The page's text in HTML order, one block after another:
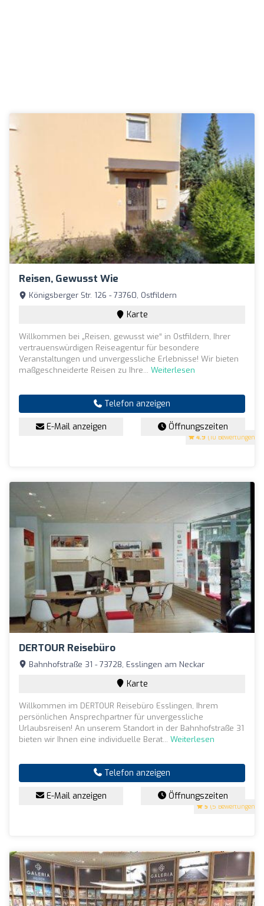
Reisen, Gewusst Wie
4.9 (10 Bewertungen)
Königsberger Str. 126 - 73760, Ostfildern
Karte
Willkommen bei „Reisen, gewusst wie“ in Ostfildern, Ihrer
vertrauenswürdigen Reiseagentur für besondere
Veranstaltungen und unvergessliche Erlebnisse! Wir bieten
maßgeschneiderte Reisen zu Ihre... Weiterlesen
Telefon anzeigen
E-Mail anzeigen Öffnungszeiten
DERTOUR Reisebüro
5 (5 Bewertungen)
Bahnhofstraße 31 - 73728, Esslingen am Neckar
Karte
Willkommen im DERTOUR Reisebüro Esslingen, Ihrem
persönlichen Ansprechpartner für unvergessliche
Urlaubsreisen! An unserem Standort in der Bahnhofstraße 31
bieten wir Ihnen eine individuelle Berat... Weiterlesen
Telefon anzeigen
E-Mail anzeigen Öffnungszeiten